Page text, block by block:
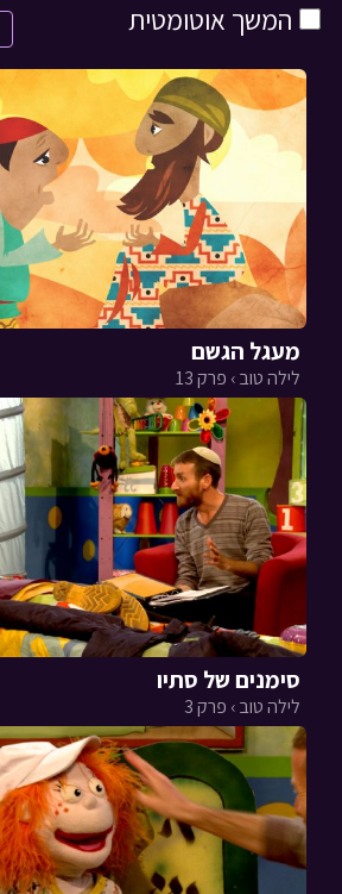
המשך אוטומטית
מעגל הגשם
לילה טוב › פרק 13
סימנים של סתיו
לילה טוב › פרק 3